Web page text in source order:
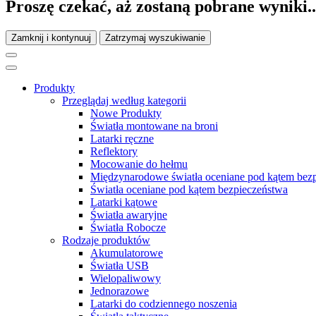
Proszę czekać, aż zostaną pobrane
Zamknij i kontynuuj Zatrzymaj wyszukiwanie
Produkty
Przeglądaj według kategorii
Nowe Produkty
Światła montowane na broni
Latarki ręczne
Reflektory
Mocowanie do hełmu
Międzynarodowe światła oceniane pod kątem
Światła oceniane pod kątem bezpieczeństwa
Latarki kątowe
Światła awaryjne
Światła Robocze
Rodzaje produktów
Akumulatorowe
Światła USB
Wielopaliwowy
Jednorazowe
Latarki do codziennego noszenia